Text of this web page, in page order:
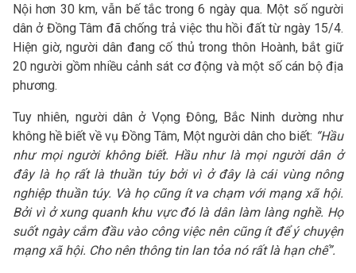
Nội hơn 30 km, vẫn bế tắc trong 6 ngày qua. Một số người
dân ở Đồng Tâm đã chống trả việc thu hồi đất từ ngày 15/4.
Hiện giờ, người dân đang cố thủ trong thôn Hoành, bắt giữ
20 người gồm nhiều cảnh sát cơ động và một số cán bộ địa
phương.
Tuy nhiên, người dân ở Vọng Đông, Bắc Ninh dường như
không hề biết về vụ Đồng Tâm, Một người dân cho biết: “Hầu
như mọi người không biết. Hầu như là mọi người dân ở
đây là họ rất là thuần túy bởi vì ở đây là cái vùng nông
nghiệp thuần túy. Và họ cũng ít va chạm với mạng xã hội.
Bởi vì ở xung quanh khu vực đó là dân làm làng nghề. Họ
suốt ngày cắm đầu vào công việc nên cũng ít để ý chuyện
mạng xã hội. Cho nên thông tin lan tỏa nó rất là hạn chế”.